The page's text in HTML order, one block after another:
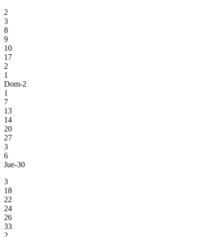
2
3
8
9
10
17
2
1
Dom-2
1
7
13
14
20
27
3
6
Jue-30
3
18
22
24
26
33
2